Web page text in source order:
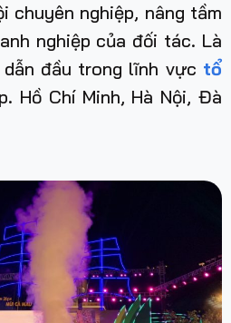
chuyên nghiệp, nâng tầm
nghiệp của đối tác. Là
đầu trong lĩnh vực tổ
Hồ Chí Minh, Hà Nội, Đà